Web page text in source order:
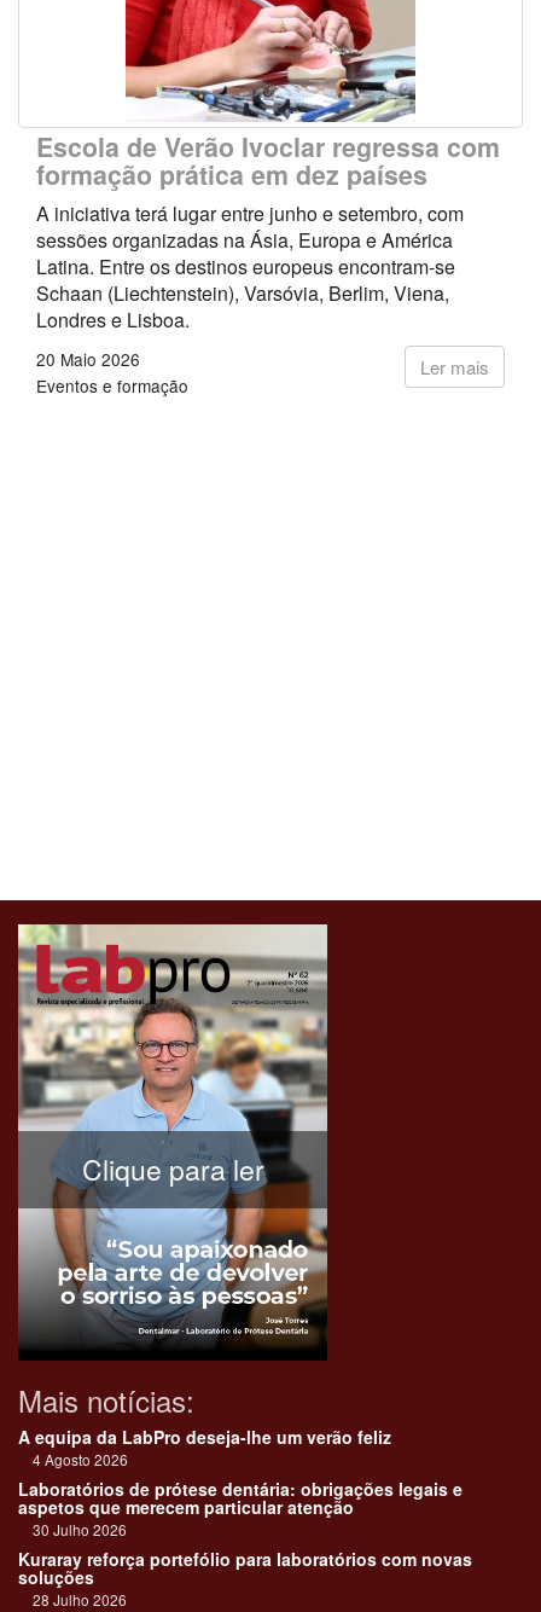
Escola de Verão Ivoclar regressa com
formação prática em dez países
A iniciativa terá lugar entre junho e setembro, com
sessões organizadas na Ásia, Europa e América
Latina. Entre os destinos europeus encontram-se
Schaan (Liechtenstein), Varsóvia, Berlim, Viena,
Londres e Lisboa.
Ler mais
20 Maio 2026
Eventos e formação
Clique para ler
Mais notícias:
A equipa da LabPro deseja-lhe um verão feliz
4 Agosto 2026
Laboratórios de prótese dentária: obrigações legais e
aspetos que merecem particular atenção
30 Julho 2026
Kuraray reforça portefólio para laboratórios com novas
soluções
28 Julho 2026